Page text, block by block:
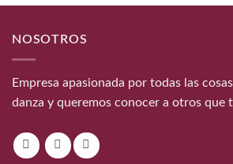
NOSOTROS
Empresa apasionada por todas las
danza y queremos conocer a otros que